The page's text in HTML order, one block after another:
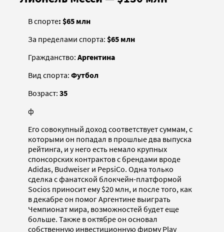
В спорте: $65 млн
За пределами спорта: $65 млн
Гражданство: Аргентина
Вид спорта: Футбол
Возраст: 35
ф
Его совокупный доход соответствует суммам, с
которыми он попадал в прошлые два выпуска
рейтинга, и у него есть немало крупных
спонсорских контрактов с брендами вроде
Adidas, Budweiser и PepsiCo. Одна только
сделка с фанатской блокчейн-платформой
Socios приносит ему $20 млн, и после того, как
в декабре он помог Аргентине выиграть
Чемпионат мира, возможностей будет еще
больше. Также в октябре он основал
собственную инвестиционную фирму Play